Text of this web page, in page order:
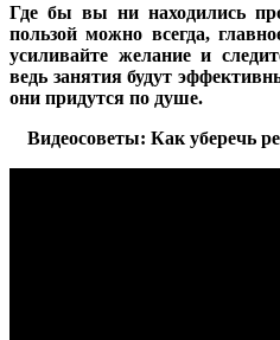
Где бы вы ни находились
пользой можно всегда,
усиливайте желание и
ведь занятия будут
они придутся по душе.
Видеосоветы: Как уберечь